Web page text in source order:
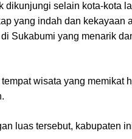
selain kota-kota
yang indah dan kekayaan
Sukabumi yang menarik
wisata yang memikat
luas tersebut, kabupaten